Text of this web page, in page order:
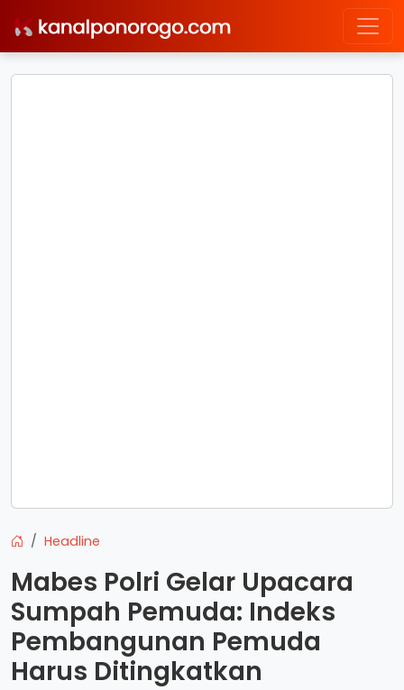
Headline
Mabes Polri Gelar Upacara
Sumpah Pemuda: Indeks
Pembangunan Pemuda
Harus Ditingkatkan